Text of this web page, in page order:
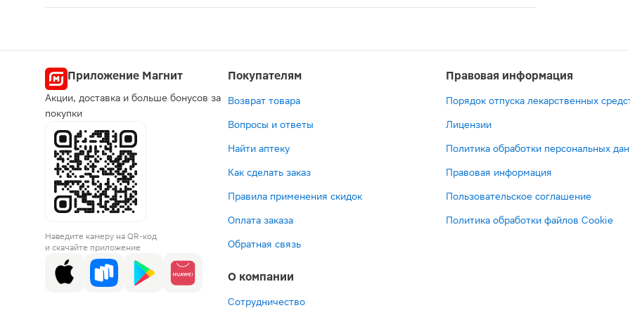
Приложение Магнит
Акции, доставка и больше бонусов за
покупки
Наведите камеру на QR-код
и скачайте приложение
Покупателям
Возврат товара
Вопросы и ответы
Найти аптеку
Как сделать заказ
Правила применения скидок
Оплата заказа
Обратная связь
О компании
Сотрудничество
Правовая информация
Порядок отпуска лекарственных
Лицензии
Политика обработки персональных
Правовая информация
Пользовательское соглашение
Политика обработки файлов Cookie